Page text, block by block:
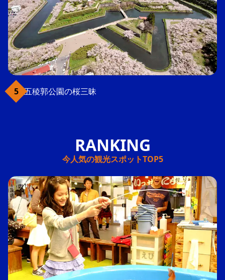
五稜郭公園の桜三昧
今人気の観光スポットTOP5